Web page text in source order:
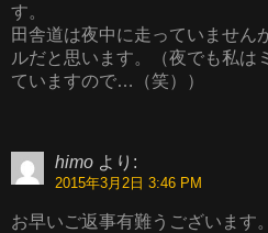
す。
田舎道は夜中に走っていません
ルだと思います。（夜でも私は
ていますので…（笑））
himo より:
2015年3月2日 3:46 PM
お早いご返事有難うございます。